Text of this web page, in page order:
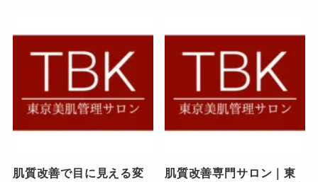
肌質改善で目に見える変
肌質改善専門サロン｜東